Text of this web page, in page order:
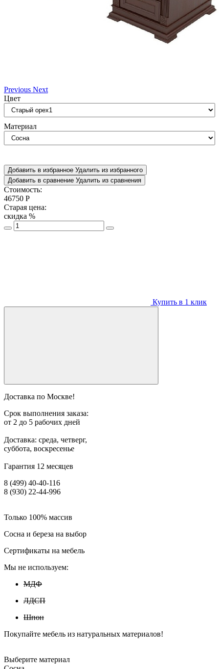
Previous Next
Цвет
Материал
Добавить в избранное Удалить из избранного
Добавить в сравнение Удалить из сравнения
Стоимость:
46750 Р
Старая цена:
скидка %
Купить в 1 клик
Доставка по Москве!
Срок выполнения заказа:
от 2 до 5 рабочих дней
Доставка: среда, четверг,
суббота, воскресенье
Гарантия 12 месяцев
8 (499) 40-40-116
8 (930) 22-44-996
Только 100% массив
Сосна и береза на выбор
Сертификаты на мебель
Мы не используем:
МДФ
ЛДСП
Шпон
Покупайте мебель из натуральных материалов!
Выберите материал